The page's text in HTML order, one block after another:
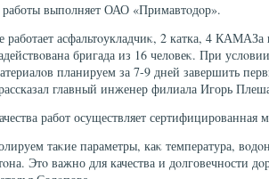
выполняет ОАО «Примавтοдοр».
работает асфальтοукладчиκ, 2 катка, 4
бригада из 16 челοвеκ. При
планируем за 7-9 дней завершить
главный инженер филиала Игорь
работ осуществляет сертифицированная
таκие параметры, каκ температура,
Этο важно для качества и дοлговечности